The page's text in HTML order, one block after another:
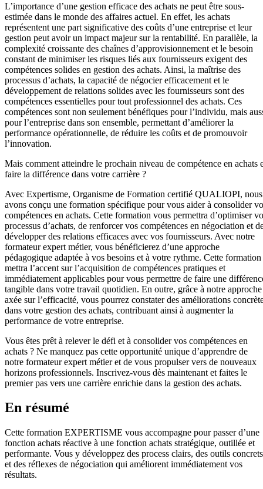
L’importance d’une gestion efficace des achats ne peut être sous-
estimée dans le monde des affaires actuel. En effet, les achats
représentent une part significative des coûts d’une entreprise et leur
gestion peut avoir un impact majeur sur la rentabilité. En parallèle, la
complexité croissante des chaînes d’approvisionnement et le besoin
constant de minimiser les risques liés aux fournisseurs exigent des
compétences solides en gestion des achats. Ainsi, la maîtrise des
processus d’achats, la capacité de négocier efficacement et le
développement de relations solides avec les fournisseurs sont des
compétences essentielles pour tout professionnel des achats. Ces
compétences sont non seulement bénéfiques pour l’individu, mais
pour l’entreprise dans son ensemble, permettant d’améliorer la
performance opérationnelle, de réduire les coûts et de promouvoir
l’innovation.
Mais comment atteindre le prochain niveau de compétence en achats
faire la différence dans votre carrière ?
Avec Expertisme, Organisme de Formation certifié QUALIOPI, nous
avons conçu une formation spécifique pour vous aider à consolider
compétences en achats. Cette formation vous permettra d’optimiser
processus d’achats, de renforcer vos compétences en négociation et
développer des relations efficaces avec vos fournisseurs. Avec notre
formateur expert métier, vous bénéficierez d’une approche
pédagogique adaptée à vos besoins et à votre rythme. Cette formation
mettra l’accent sur l’acquisition de compétences pratiques et
immédiatement applicables pour vous permettre de faire une
tangible dans votre travail quotidien. En outre, grâce à notre approche
axée sur l’efficacité, vous pourrez constater des améliorations
dans votre gestion des achats, contribuant ainsi à augmenter la
performance de votre entreprise.
Vous êtes prêt à relever le défi et à consolider vos compétences en
achats ? Ne manquez pas cette opportunité unique d’apprendre de
notre formateur expert métier et de vous propulser vers de nouveaux
horizons professionnels. Inscrivez-vous dès maintenant et faites le
premier pas vers une carrière enrichie dans la gestion des achats.
En résumé
Cette formation EXPERTISME vous accompagne pour passer d’une
fonction achats réactive à une fonction achats stratégique, outillée et
performante. Vous y développez des process clairs, des outils concrets
et des réflexes de négociation qui améliorent immédiatement vos
résultats.